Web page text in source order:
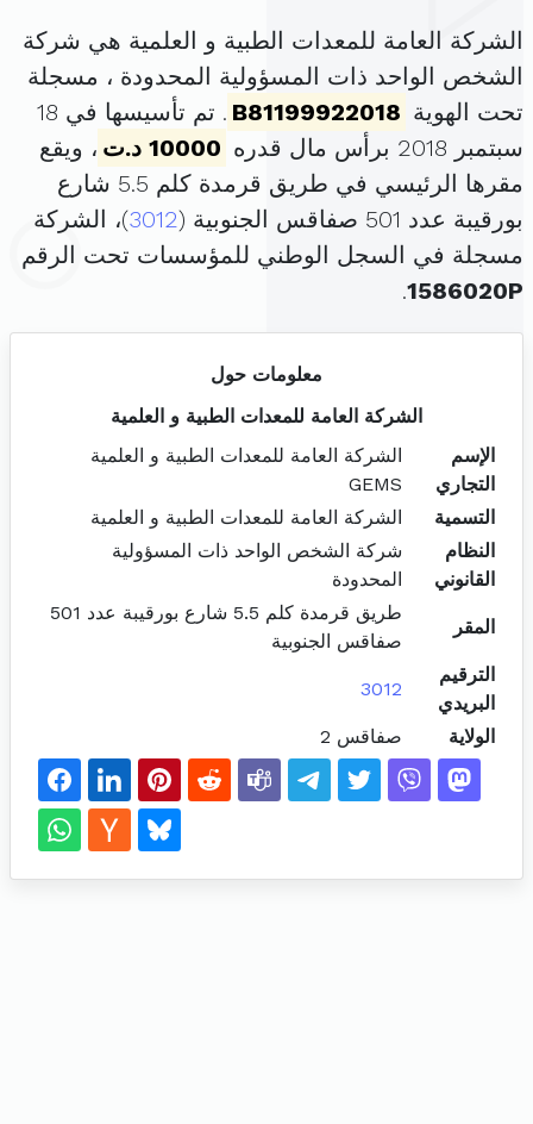
الشركة العامة للمعدات الطبية و العلمية هي شركة
الشخص الواحد ذات المسؤولية المحدودة ، مسجلة
تحت الهوية B81199922018
. تم تأسيسها في 18
سبتمبر 2018 برأس مال قدره
10000 د.ت
، ويقع
مقرها الرئيسي في طريق قرمدة كلم 5.5 شارع
بورقيبة عدد 501 صفاقس الجنوبية (
3012)، الشركة
مسجلة في السجل الوطني للمؤسسات تحت الرقم
1586020P
.
معلومات حول
الشركة العامة للمعدات الطبية و العلمية
الإسم
التجاري
الشركة العامة للمعدات الطبية و العلمية
GEMS
التسمية
الشركة العامة للمعدات الطبية و العلمية
النظام
القانوني
شركة الشخص الواحد ذات المسؤولية
المحدودة
المقر
طريق قرمدة كلم 5.5 شارع بورقيبة عدد 501
صفاقس الجنوبية
الترقيم
البريدي
3012
الولاية صفاقس 2